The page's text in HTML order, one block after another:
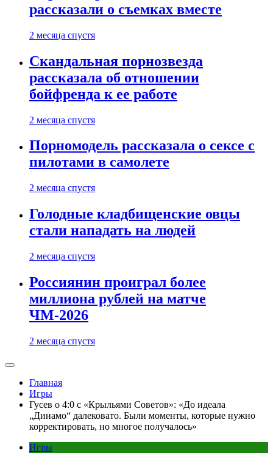
рассказали о съемках вместе
2 месяца спустя
Скандальная порнозвезда
рассказала об отношении
бойфренда к ее работе
2 месяца спустя
Порномодель рассказала о сексе с
пилотами в самолете
2 месяца спустя
Голодные кладбищенские овцы
стали нападать на людей
2 месяца спустя
Россиянин проиграл более
миллиона рублей на матче
ЧМ-2026
2 месяца спустя
Главная
Игры
Гусев о 4:0 с «Крыльями Советов»: «До идеала
„Динамо“ далековато. Были моменты, которые нужно
корректировать, но многое получалось»
Игры